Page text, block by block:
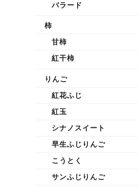
バラード
柿
甘柿
紅干柿
りんご
紅花ふじ
紅玉
シナノスイート
早生ふじりんご
こうとく
サンふじりんご